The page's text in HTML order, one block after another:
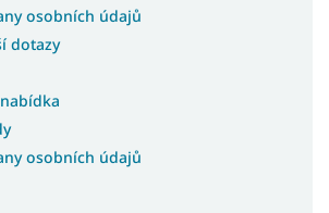
osobních údajů
dotazy
osobních údajů